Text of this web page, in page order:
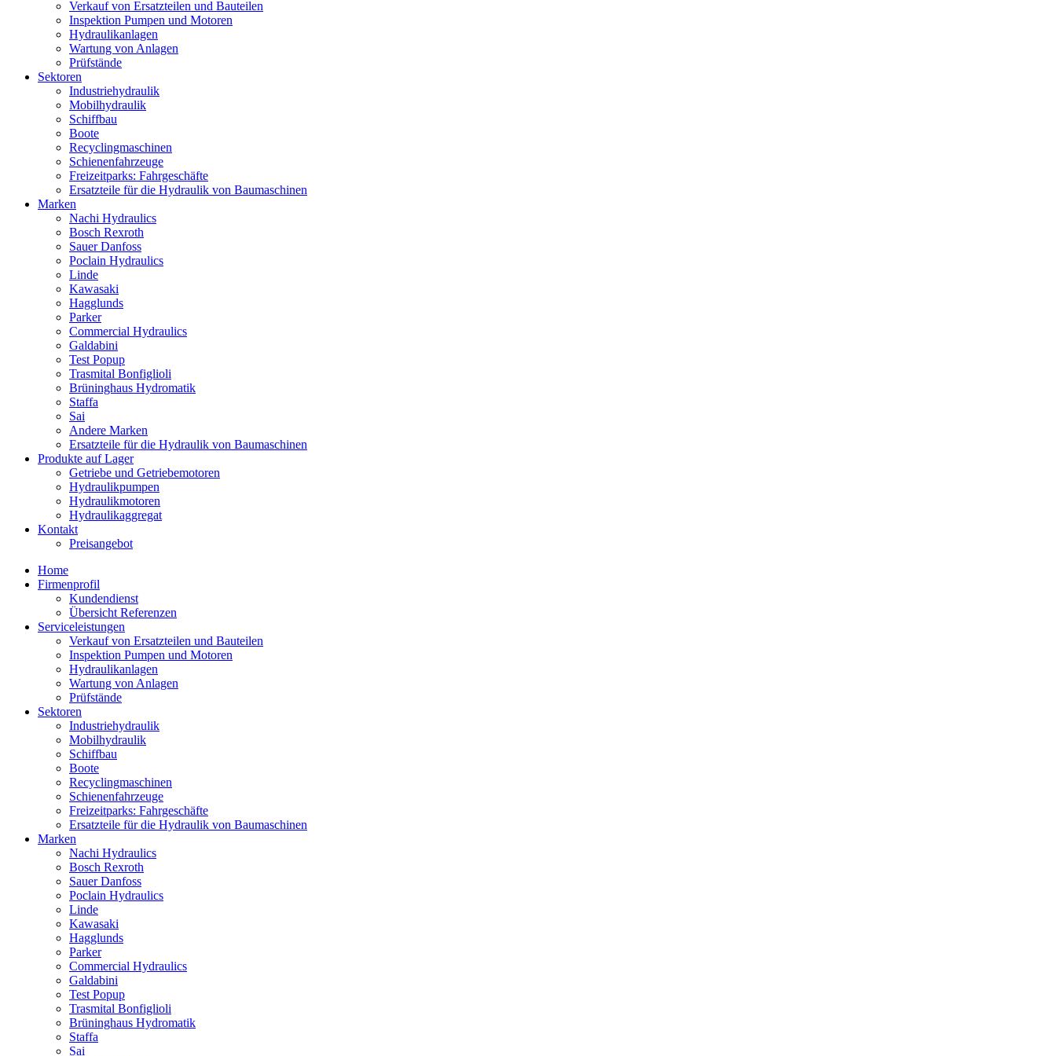
Verkauf von Ersatzteilen und Bauteilen
Inspektion Pumpen und Motoren
Hydraulikanlagen
Wartung von Anlagen
Prüfstände
Sektoren
Industriehydraulik
Mobilhydraulik
Schiffbau
Boote
Recyclingmaschinen
Schienenfahrzeuge
Freizeitparks: Fahrgeschäfte
Ersatzteile für die Hydraulik von Baumaschinen
Marken
Nachi Hydraulics
Bosch Rexroth
Sauer Danfoss
Poclain Hydraulics
Linde
Kawasaki
Hagglunds
Parker
Commercial Hydraulics
Galdabini
Test Popup
Trasmital Bonfiglioli
Brüninghaus Hydromatik
Staffa
Sai
Andere Marken
Ersatzteile für die Hydraulik von Baumaschinen
Produkte auf Lager
Getriebe und Getriebemotoren
Hydraulikpumpen
Hydraulikmotoren
Hydraulikaggregat
Kontakt
Preisangebot
Home
Firmenprofil
Kundendienst
Übersicht Referenzen
Serviceleistungen
Verkauf von Ersatzteilen und Bauteilen
Inspektion Pumpen und Motoren
Hydraulikanlagen
Wartung von Anlagen
Prüfstände
Sektoren
Industriehydraulik
Mobilhydraulik
Schiffbau
Boote
Recyclingmaschinen
Schienenfahrzeuge
Freizeitparks: Fahrgeschäfte
Ersatzteile für die Hydraulik von Baumaschinen
Marken
Nachi Hydraulics
Bosch Rexroth
Sauer Danfoss
Poclain Hydraulics
Linde
Kawasaki
Hagglunds
Parker
Commercial Hydraulics
Galdabini
Test Popup
Trasmital Bonfiglioli
Brüninghaus Hydromatik
Staffa
Sai